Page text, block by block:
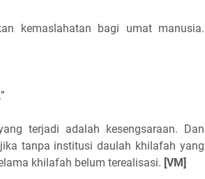
kemaslahatan bagi umat manusia.
terjadi adalah kesengsaraan. Dan
tanpa institusi daulah khilafah yang
khilafah belum terealisasi. [VM]